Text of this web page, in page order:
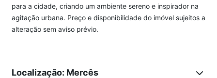
para a cidade, criando um ambiente sereno e inspirador na
agitação urbana. Preço e disponibilidade do imóvel sujeitos a
alteração sem aviso prévio.
Localização: Mercês